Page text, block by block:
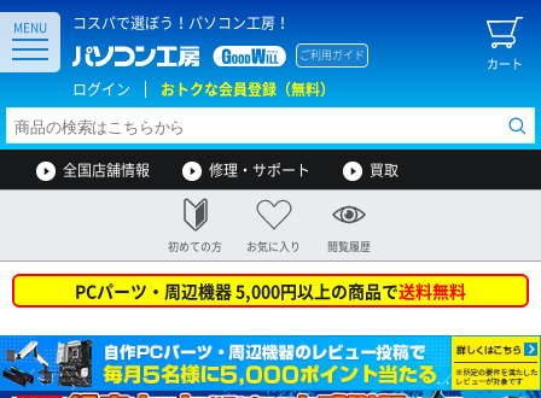
コスパで選ぼう！パソコン工房！
カート
ご利用ガイド
ログイン おトクな会員登録（無料）
MENU
全国店舗情報 修理・サポート 買取
初めての方 お気に入り 閲覧履歴
PCパーツ・周辺機器 5,000円以上の商品で送料無料